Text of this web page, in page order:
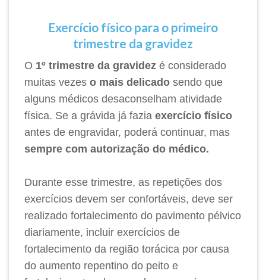
Exercício físico para o primeiro
trimestre da gravidez
O 1º trimestre da gravidez é considerado
muitas vezeso mais delicadosendo que
alguns médicos desaconselham atividade
física. Se a grávida já faziaexercício físico
antes de engravidar, poderá continuar, mas
sempre com autorização do médico.
Durante esse trimestre, as repetições dos
exercícios devem ser confortáveis, deve ser
realizado fortalecimento do pavimento pélvico
diariamente, incluir exercícios de
fortalecimento da região torácica por causa
do aumento repentino do peito e